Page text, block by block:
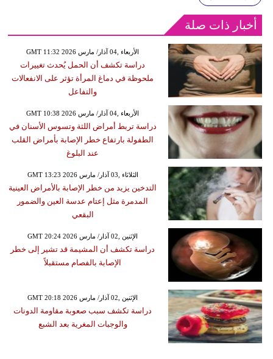
أخبار ذات صلة
GMT 11:32 2026 الأربعاء ,04 آذار/ مارس
دراسة تكشف أن الحمل يُحدث تغييرات
ملحوظة في دماغ المرأة تؤثر على الانفعالات
والتفاعل
GMT 10:38 2026 الأربعاء ,04 آذار/ مارس
دراسة تربط أمراض اللثة وتسوس الأسنان في
الطفولة بارتفاع خطر الإصابة بأمراض القلب
عند البلوغ
GMT 13:23 2026 الثلاثاء ,03 آذار/ مارس
التدخين يزيد من خطر الإصابة بالأمراض العينية
المدمرة مثل إعتام عدسة العين والضمور
البقعي
GMT 20:24 2026 الإثنين ,02 آذار/ مارس
دراسة تكشف أن المشيمة قد تشير إلى خطر
الإصابة بالفصام مستقبلاً
GMT 20:18 2026 الإثنين ,02 آذار/ مارس
دراسة تكشف سبب صعوبة مقاومة الدونات
والوجبات المغرية بعد الشبع